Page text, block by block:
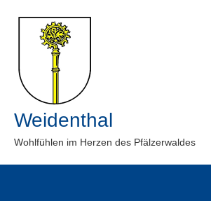
Weidenthal
Wohlfühlen im Herzen des Pfälzerwaldes